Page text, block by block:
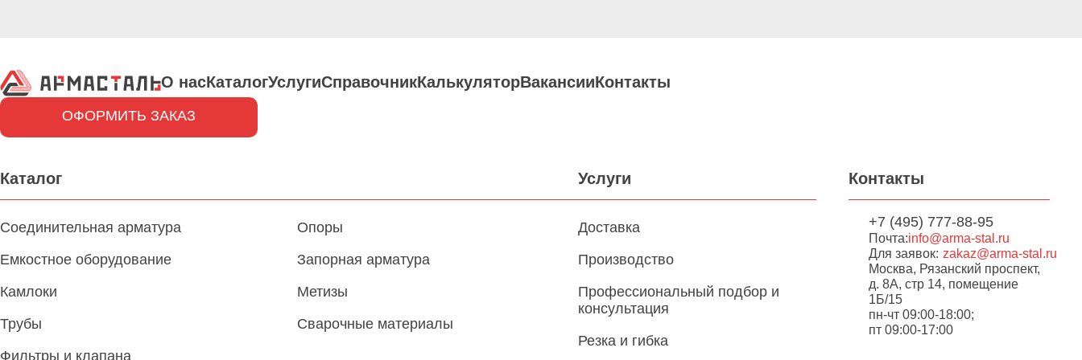
О насКаталогУслугиСправочникКалькуляторВакансииКонтакты
ОФОРМИТЬ ЗАКАЗ
Каталог
Соединительная арматура
Емкостное оборудование
Камлоки
Трубы
Фильтры и клапана
Опоры
Запорная арматура
Метизы
Сварочные материалы
Услуги
Доставка
Производство
Профессиональный подбор и
консультация
Резка и гибка
Контакты
+7 (495) 777-88-95
Почта:info@arma-stal.ru
Для заявок: zakaz@arma-stal.ru
Москва, Рязанский проспект,
д. 8А, стр 14, помещение
1Б/15
пн-чт 09:00-18:00;
пт 09:00-17:00